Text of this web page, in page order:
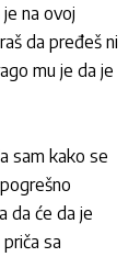
na ovoj
da pređeš ni
mu je da je
sam kako se
da će da je
sa